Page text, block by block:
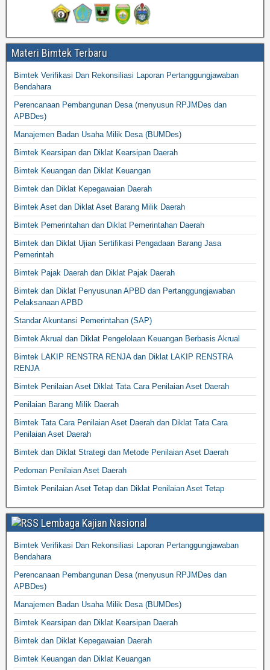
Materi Bimtek Terbaru
Bimtek Verifikasi Dan Rekonsiliasi Laporan Pertanggungjawaban
Bendahara
Perencanaan Pembangunan Desa (menyusun RPJMDes dan
APBDes)
Manajemen Badan Usaha Milik Desa (BUMDes)
Bimtek Kearsipan dan Diklat Kearsipan Daerah
Bimtek Keuangan dan Diklat Keuangan
Bimtek dan Diklat Kepegawaian Daerah
Bimtek Aset dan Diklat Aset Barang Milik Daerah
Bimtek Pemerintahan dan Diklat Pemerintahan Daerah
Bimtek dan Diklat Ujian Sertifikasi Pengadaan Barang Jasa
Pemerintah
Bimtek Pajak Daerah dan Diklat Pajak Daerah
Bimtek dan Diklat Penyusunan APBD dan Pertanggungjawaban
Pelaksanaan APBD
Standar Akuntansi Pemerintahan (SAP)
Bimtek Akrual dan Diklat Pengelolaan Keuangan Berbasis Akrual
Bimtek LAKIP RENSTRA RENJA dan Diklat LAKIP RENSTRA
RENJA
Bimtek Penilaian Aset Diklat Tata Cara Penilaian Aset Daerah
Penilaian Barang Milik Daerah
Bimtek Tata Cara Penilaian Aset Daerah dan Diklat Tata Cara
Penilaian Aset Daerah
Bimtek dan Diklat Strategi dan Metode Penilaian Aset Daerah
Pedoman Penilaian Aset Daerah
Bimtek Penilaian Aset Tetap dan Diklat Penilaian Aset Tetap
Lembaga Kajian Nasional
Bimtek Verifikasi Dan Rekonsiliasi Laporan Pertanggungjawaban
Bendahara
Perencanaan Pembangunan Desa (menyusun RPJMDes dan
APBDes)
Manajemen Badan Usaha Milik Desa (BUMDes)
Bimtek Kearsipan dan Diklat Kearsipan Daerah
Bimtek dan Diklat Kepegawaian Daerah
Bimtek Keuangan dan Diklat Keuangan